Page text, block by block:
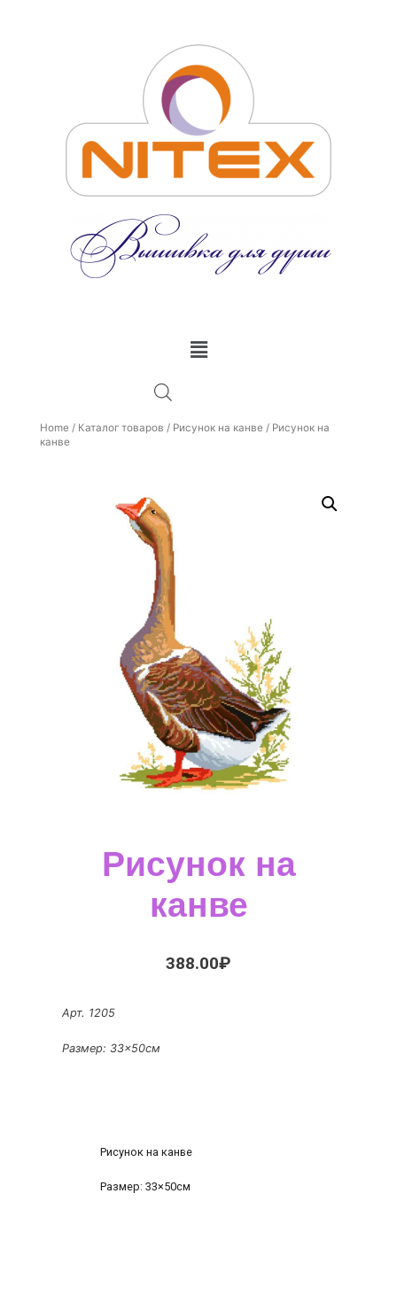
Home / Каталог товаров / Рисунок на канве / Рисунок на
канве
Рисунок на
канве
388.00₽
Арт. 1205
Размер: 33×50см
Рисунок на канве
Размер: 33×50см